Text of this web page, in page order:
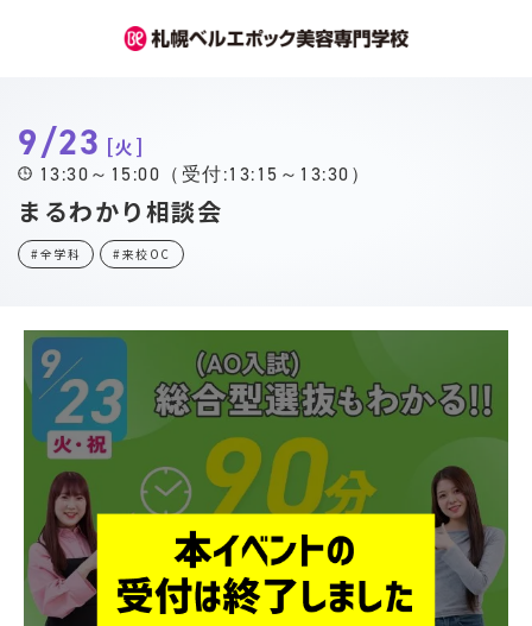
9/23 火
13:30～15:00（受付:13:15～13:30）
まるわかり相談会
#全学科 #来校OC